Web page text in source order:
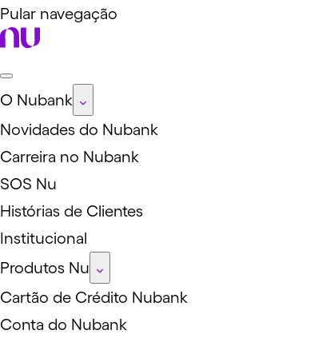
Pular navegação
O Nubank
Novidades do Nubank
Carreira no Nubank
SOS Nu
Histórias de Clientes
Institucional
Produtos Nu
Cartão de Crédito Nubank
Conta do Nubank